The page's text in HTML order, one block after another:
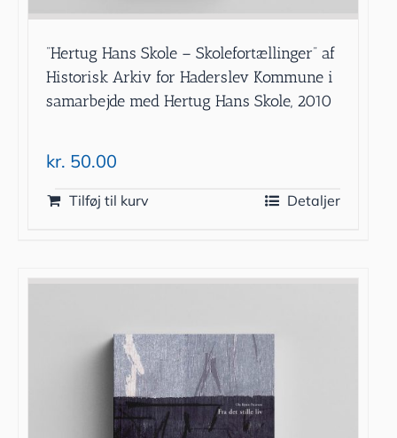
”Hertug Hans Skole – Skolefortællinger” af
Historisk Arkiv for Haderslev Kommune i
samarbejde med Hertug Hans Skole, 2010
kr. 50.00
Tilføj til kurv Detaljer